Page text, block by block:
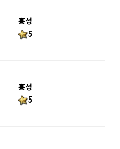
흉성
5
흉성
5